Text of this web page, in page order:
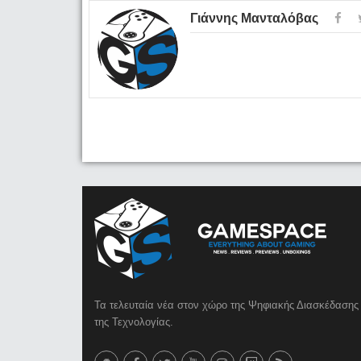
Γιάννης Μανταλόβας
Τα τελευταία νέα στον χώρο της Ψηφιακής Διασκέδασης
της Τεχνολογίας.